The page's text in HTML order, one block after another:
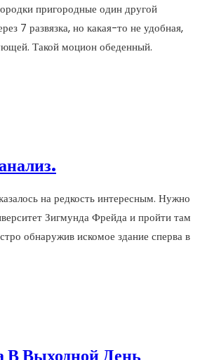
пригородные один другой
7 развязка, но какая-то не удобная,
Такой моцион обеденный.
на редкость интересным. Нужно
Зигмунда Фрейда и пройти там
обнаружив искомое здание сперва в
Выходной День